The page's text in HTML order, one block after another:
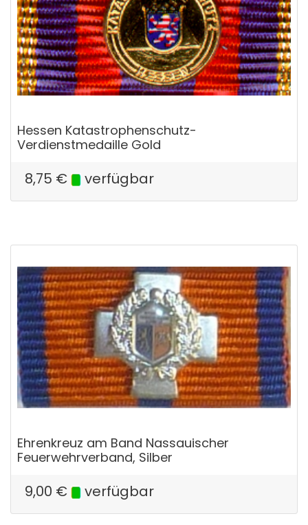
Hessen Katastrophenschutz-
Verdienstmedaille Gold
8,75 € verfügbar
Ehrenkreuz am Band Nassauischer
Feuerwehrverband, Silber
9,00 € verfügbar